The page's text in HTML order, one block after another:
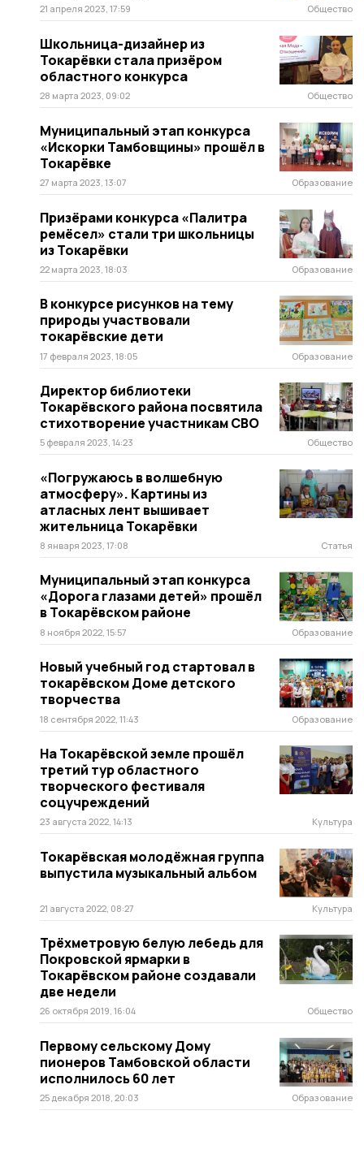
21 апреля 2023, 17:59 Общество
Школьница-дизайнер из
Токарёвки стала призёром
областного конкурса
28 марта 2023, 09:02 Общество
Муниципальный этап конкурса
«Искорки Тамбовщины» прошёл в
Токарёвке
27 марта 2023, 13:07 Образование
Призёрами конкурса «Палитра
ремёсел» стали три школьницы
из Токарёвки
22 марта 2023, 18:03 Образование
В конкурсе рисунков на тему
природы участвовали
токарёвские дети
17 февраля 2023, 18:05 Образование
Директор библиотеки
Токарёвского района посвятила
стихотворение участникам СВО
5 февраля 2023, 14:23 Общество
«Погружаюсь в волшебную
атмосферу». Картины из
атласных лент вышивает
жительница Токарёвки
8 января 2023, 17:08 Статья
Муниципальный этап конкурса
«Дорога глазами детей» прошёл
в Токарёвском районе
8 ноября 2022, 15:57 Образование
Новый учебный год стартовал в
токарёвском Доме детского
творчества
18 сентября 2022, 11:43 Образование
На Токарёвской земле прошёл
третий тур областного
творческого фестиваля
соцучреждений
23 августа 2022, 14:13 Культура
Токарёвская молодёжная группа
выпустила музыкальный альбом
21 августа 2022, 08:27 Культура
Трёхметровую белую лебедь для
Покровской ярмарки в
Токарёвском районе создавали
две недели
26 октября 2019, 16:04 Общество
Первому сельскому Дому
пионеров Тамбовской области
исполнилось 60 лет
25 декабря 2018, 20:03 Образование